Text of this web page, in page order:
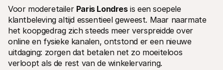
Prijzen
Bekijk onze tarieven
Over ons
Maak kennis met ons verhaal en
onze waarden
Nieuws
Het laatste nieuws over Mollie
Vacatures
Voor moderetailer Paris Londres is een soepele
klantbeleving altijd essentieel geweest. Maar naarmate
het koopgedrag zich steeds meer verspreidde over
online en fysieke kanalen, ontstond er een nieuwe
uitdaging: zorgen dat betalen net zo moeiteloos
verloopt als de rest van de winkelervaring.